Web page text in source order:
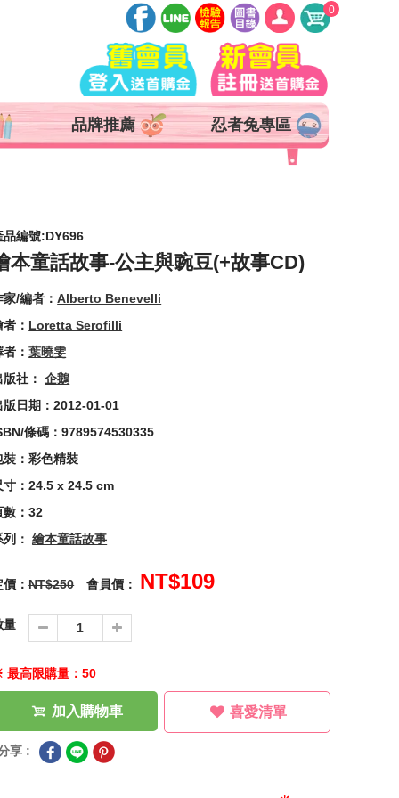
0
登入
註冊
會員中心
查詢訂單
追蹤清單
品牌推薦 忍者兔專區
品編號:DY696
本童話故事-公主與豌豆(+故事CD)
家/編者：Alberto Benevelli
： Loretta Serofilli
者：葉曉雯
版社：企鵝
版日期：2012-01-01
條碼：9789574530335
裝：彩色精裝
寸：24.5 x 24.5 cm
數：32
列：繪本童話故事
價：NT$250 會員價： NT$109
量
最高限購量：50
加入購物車 喜愛清單
享 :